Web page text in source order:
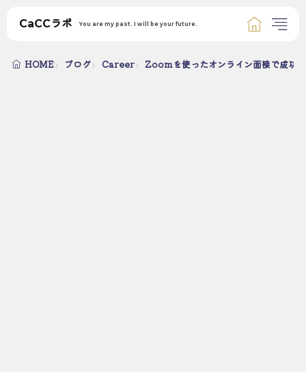
CaCCラボ You are my past. I will be your future.
HOME ブログ Career Zoomを使ったオンライン面接で成功